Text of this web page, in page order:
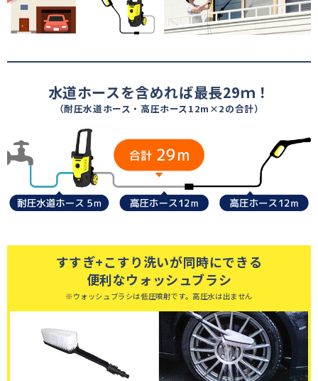
水道ホースを含めれば最長29ｍ！
（耐圧水道ホース・高圧ホース12m×2の合計）
すすぎ+こすり洗いが同時にできる
便利なウォッシュブラシ
※ウォッシュブラシは低圧噴射です。高圧水は出ません